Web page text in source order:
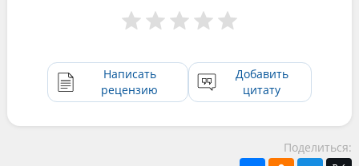
Написать
рецензию
Добавить
цитату
Поделиться: